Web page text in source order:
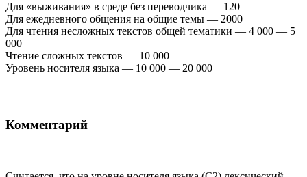
Для «выживания» в среде без переводчика — 120
Для ежедневного общения на общие темы — 2000
Для чтения несложных текстов общей тематики — 4 000 — 5
000
Чтение сложных текстов — 10 000
Уровень носителя языка — 10 000 — 20 000
Комментарий